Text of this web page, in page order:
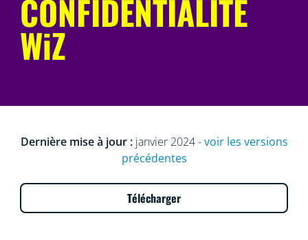
CONFIDENTIALITÉ
WiZ
Dernière mise à jour :janvier 2024 - voir les versions
précédentes
Télécharger